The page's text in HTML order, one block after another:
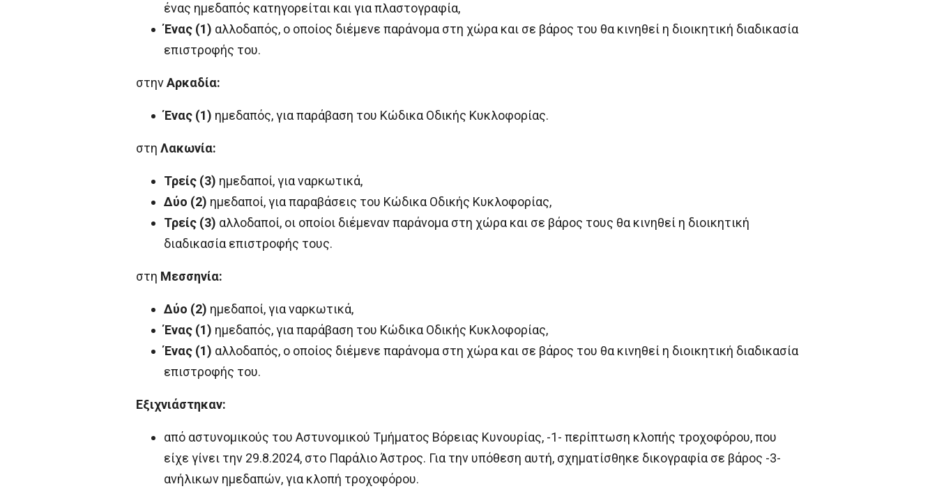
ένας ημεδαπός κατηγορείται και για πλαστογραφία,
Ένας (1) αλλοδαπός, ο οποίος διέμενε παράνομα στη χώρα και σε βάρος του θα κινηθεί η διοικητική διαδικασία
επιστροφής του.
στηνΑρκαδία:
Ένας (1) ημεδαπός, για παράβαση του Κώδικα Οδικής Κυκλοφορίας.
στη Λακωνία:
Τρείς (3) ημεδαποί, για ναρκωτικά,
Δύο (2) ημεδαποί, για παραβάσεις του Κώδικα Οδικής Κυκλοφορίας,
Τρείς (3) αλλοδαποί, οι οποίοι διέμεναν παράνομα στη χώρα και σε βάρος τους θα κινηθεί η διοικητική
διαδικασία επιστροφής τους.
στη Μεσσηνία:
Δύο (2) ημεδαποί, για ναρκωτικά,
Ένας (1) ημεδαπός, για παράβαση του Κώδικα Οδικής Κυκλοφορίας,
Ένας (1) αλλοδαπός, ο οποίος διέμενε παράνομα στη χώρα και σε βάρος του θα κινηθεί η διοικητική διαδικασία
επιστροφής του.
Εξιχνιάστηκαν:
από αστυνομικούς του Αστυνομικού Τμήματος Βόρειας Κυνουρίας, -1- περίπτωση κλοπής τροχοφόρου, που
είχε γίνει την 29.8.2024, στο Παράλιο Άστρος. Για την υπόθεση αυτή, σχηματίσθηκε δικογραφία σε βάρος -3-
ανήλικων ημεδαπών, για κλοπή τροχοφόρου.